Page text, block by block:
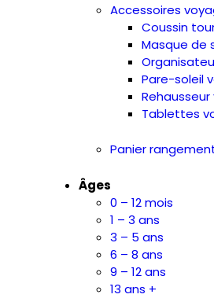
Accessoires
Coussin
Masque de
Pare-soleil
Tablettes
Panier
Âges
0 – 12 mois
1 – 3 ans
3 – 5 ans
6 – 8 ans
9 – 12 ans
13 ans +